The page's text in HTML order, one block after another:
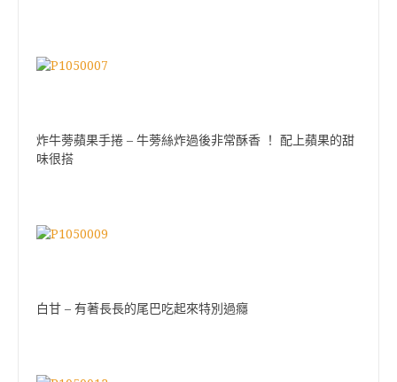
炸牛蒡蘋果手捲 – 牛蒡絲炸過後非常酥香 ！
配上蘋果的甜
味很搭
白甘 – 有著長長的尾巴吃起來特別過癮